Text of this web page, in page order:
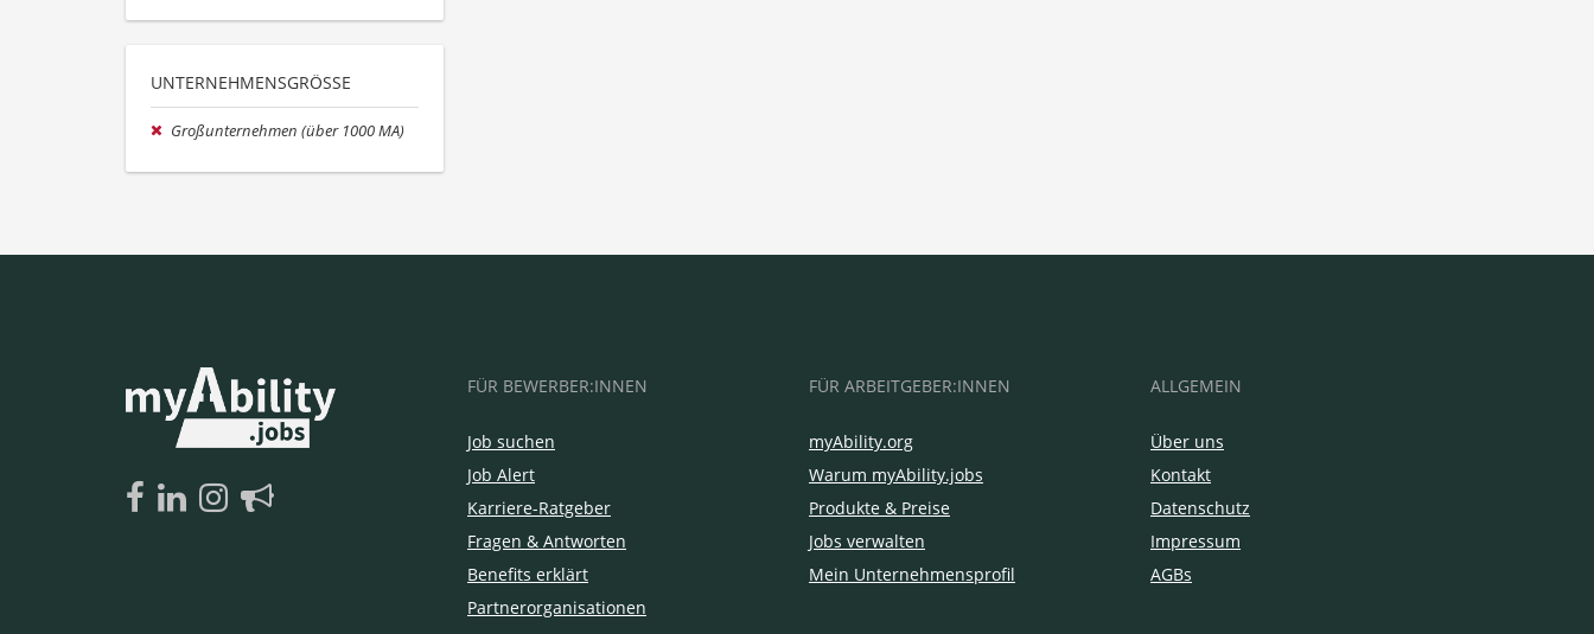
UNTERNEHMENSGRÖSSE
Großunternehmen (über 1000 MA)
FÜR BEWERBER:INNEN
Job suchen
Job Alert
Karriere-Ratgeber
Fragen & Antworten
Benefits erklärt
Partnerorganisationen
FÜR ARBEITGEBER:INNEN
myAbility.org
Warum myAbility.jobs
Produkte & Preise
Jobs verwalten
Mein Unternehmensprofil
ALLGEMEIN
Über uns
Kontakt
Datenschutz
Impressum
AGBs